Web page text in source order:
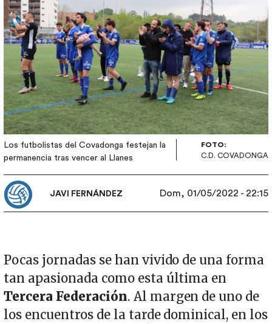
Los futbolistas del Covadonga festejan la
permanencia tras vencer al Llanes
FOTO:
C.D. COVADONGA
JAVI FERNÁNDEZ Dom, 01/05/2022 - 22:15
Pocas jornadas se han vivido de una forma
tan apasionada como esta última en
Tercera Federación. Al margen de uno de
los encuentros de la tarde dominical, en los